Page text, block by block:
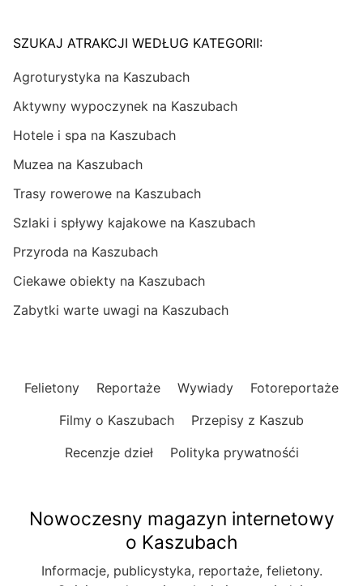
SZUKAJ ATRAKCJI WEDŁUG KATEGORII:
Agroturystyka na Kaszubach
Aktywny wypoczynek na Kaszubach
Hotele i spa na Kaszubach
Muzea na Kaszubach
Trasy rowerowe na Kaszubach
Szlaki i spływy kajakowe na Kaszubach
Przyroda na Kaszubach
Ciekawe obiekty na Kaszubach
Zabytki warte uwagi na Kaszubach
Felietony Reportaże Wywiady
Fotoreportaże
Filmy o Kaszubach
Przepisy z Kaszub
Recenzje dzieł
Polityka prywatnośći
Nowoczesny magazyn internetowy
o Kaszubach
Informacje, publicystyka, reportaże, felietony.